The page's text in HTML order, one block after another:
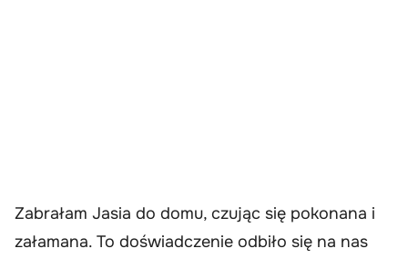
Zabrałam Jasia do domu, czując się pokonana i
załamana. To doświadczenie odbiło się na nas